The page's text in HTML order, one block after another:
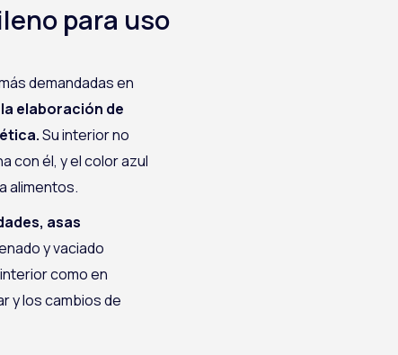
para uso
demandadas en
elaboración de
Su interior no
con él, y el color azul
alimentos.
asas
y vaciado
como en
y los cambios de